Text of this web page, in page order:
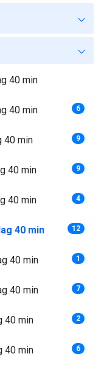
40 min
40 min 6
40 min 9
40 min 9
40 min 4
40 min 12
40 min 1
40 min 7
40 min 2
40 min 6